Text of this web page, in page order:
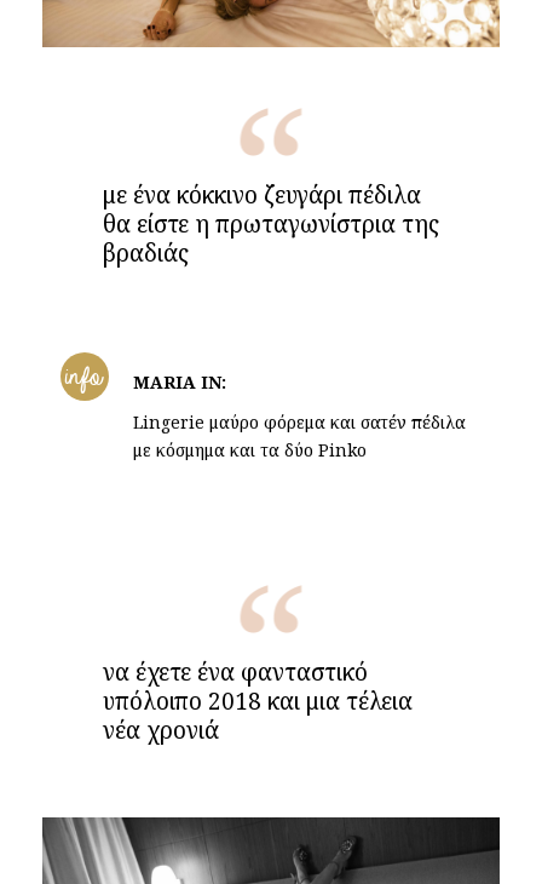
με ένα κόκκινο ζευγάρι πέδιλα
θα είστε η πρωταγωνίστρια της
βραδιάς
info
MARIA IN:
Lingerie μαύρο φόρεμα και σατέν πέδιλα
με κόσμημα και τα δύο Pinko
να έχετε ένα φανταστικό
υπόλοιπο 2018 και μια τέλεια
νέα χρονιά